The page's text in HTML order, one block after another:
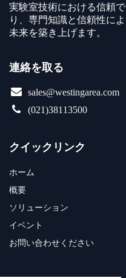
実験室技術における信頼
り、専門知識と信頼性に
未来を築き上げます。
連絡を取る
sales@westingarea.com
(021)38113500
クイックリンク
ホーム
概要
ソリューション
イベント
お問い合わせください